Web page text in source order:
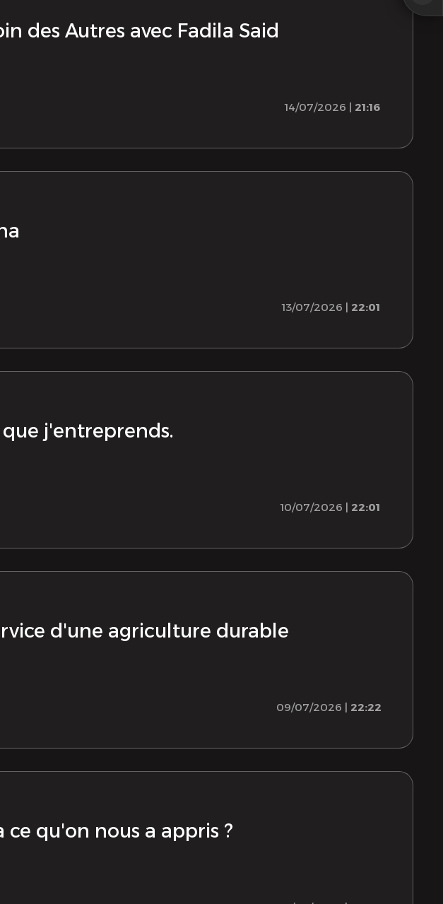
des Autres avec Fadila Said
14/07/2026 | 21:16
13/07/2026 | 22:01
j'entreprends.
10/07/2026 | 22:01
d'une agriculture durable
09/07/2026 | 22:22
ce qu'on nous a appris ?